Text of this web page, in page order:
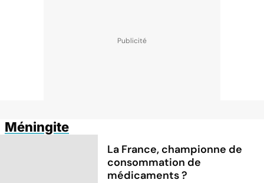
Méningite
La France, championne de
consommation de
médicaments ?